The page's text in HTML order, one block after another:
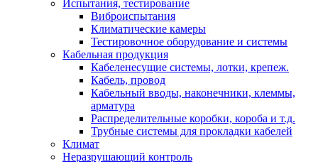
Испытания, тестирование
Виброиспытания
Климатические камеры
Тестировочное оборудование и системы
Кабельная продукция
Кабеленесущие системы, лотки, крепеж.
Кабель, провод
Кабельный вводы, наконечники, клеммы,
арматура
Распределительные коробки, короба и т.д.
Трубные системы для прокладки кабелей
Климат
Неразрушающий контроль